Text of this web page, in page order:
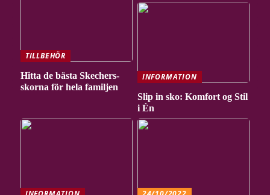
TILLBEHÖR
Hitta de bästa Skechers-
skorna för hela familjen
INFORMATION
Slip in sko: Komfort og Stil
i Én